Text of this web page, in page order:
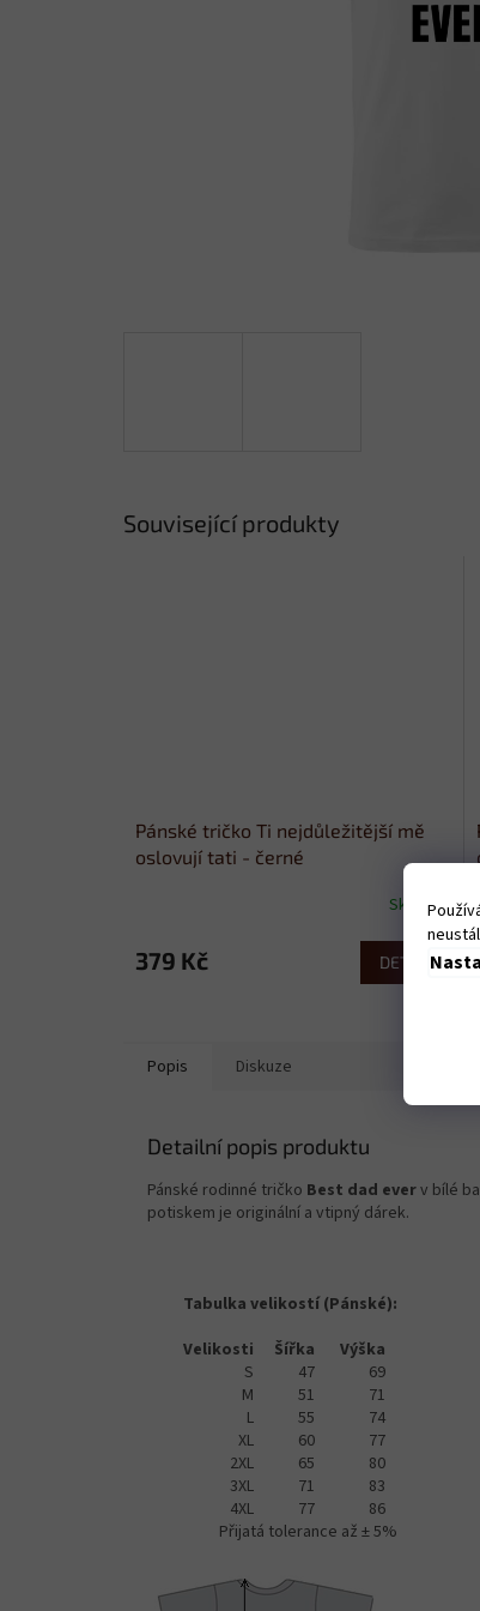
Související produkty
Pánské tričko Ti nejdůležitější mě
oslovují tati - černé
Skladem
379 Kč DETAIL
Popis Diskuze
Detailní popis produktu
Pánské rodinné tričko Best dad everv bílé
potiskem je originální a vtipný dárek.
Tabulka velikostí (Pánské):
Velikosti
Šířka
Výška
S
47
69
M
51
71
L
55
74
XL
60
77
2XL
65
80
3XL
71
83
4XL
77
86
Přijatá tolerance až ± 5%